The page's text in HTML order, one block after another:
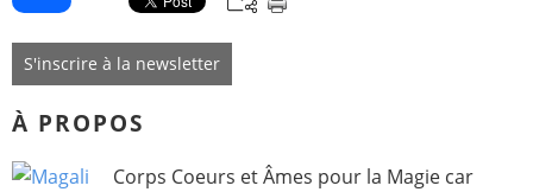
S'inscrire à la newsletter
À PROPOS
Corps Coeurs et Âmes pour la Magie car